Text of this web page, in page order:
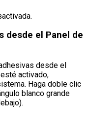
desde el Panel de
desde el
activado,
Haga doble clic
blanco grande